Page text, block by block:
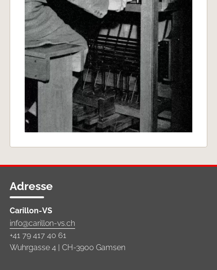
Adresse
Carillon-VS
info@carillon-vs.ch
+41 79 417 40 61
Wuhrgasse 4 | CH-3900 Gamsen